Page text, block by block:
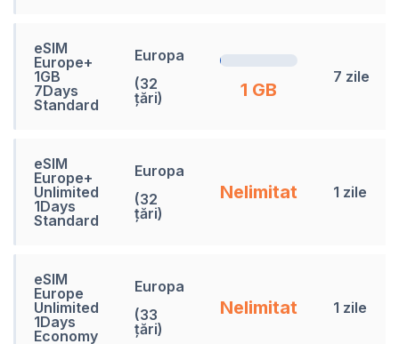
eSIM
Europe+
1GB
7Days
Standard
Europa
(32
țări)
1 GB
7 zile
eSIM
Europe+
Unlimited
1Days
Standard
Europa
(32
țări)
Nelimitat 1 zile
eSIM
Europe
Unlimited
1Days
Economy
Europa
(33
țări)
Nelimitat 1 zile